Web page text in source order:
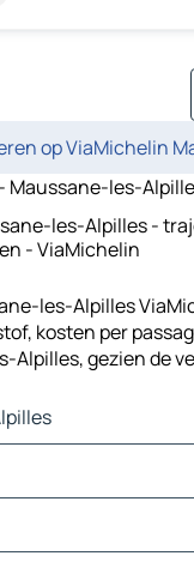
op ViaMichelin
Maussane-les-
les-Alpilles -
- ViaMichelin
les-Alpilles
kosten per
Alpilles, gezien de
Kaarten
Verkeer
Hotels
Restaurants
les-Alpilles - Les
les-Alpilles - Arles